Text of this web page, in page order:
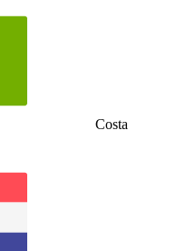
Costa